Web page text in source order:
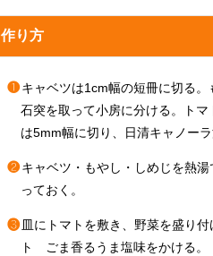
作り方
❶ キャベツは1cm幅の短冊に切る
石突を取って小房に分ける。ト
は5mm幅に切り、日清キャノーラ
❷ キャベツ・もやし・しめじを熱
っておく。
❸ 皿にトマトを敷き、野菜を盛り
ト ごま香るうま塩味をかける。